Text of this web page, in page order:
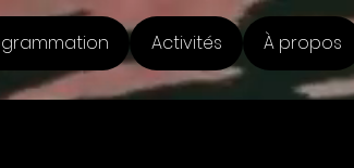
Activités À propos